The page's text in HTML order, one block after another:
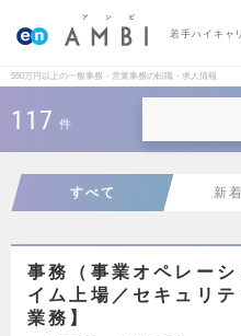
若手ハイキャ
550万円以上の一般事務・営業事務の転職・求人情報
117 件
すべて 新
事務（事業オペレー
イム上場／セキュリ
業務】